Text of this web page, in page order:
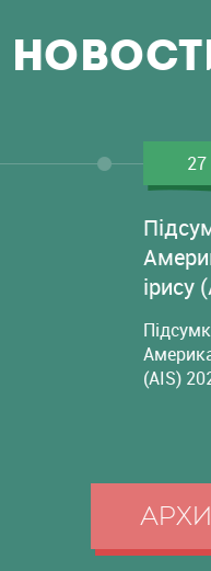
ірису
(AIS)